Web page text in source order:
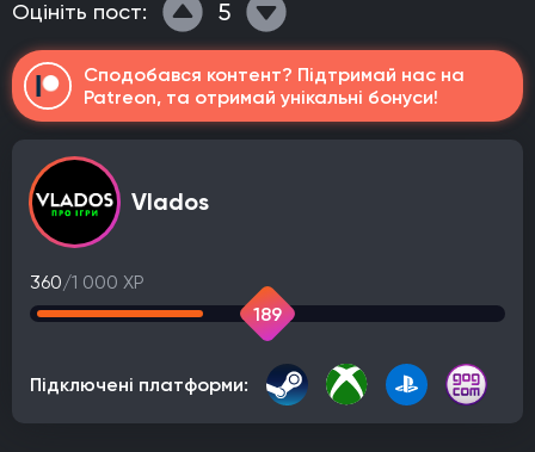
Оцініть пост: 5
Сподобався контент? Підтримай нас на
Patreon, та отримай унікальні бонуси!
Vlados
360/1 000 XP
189
Підключені платформи: